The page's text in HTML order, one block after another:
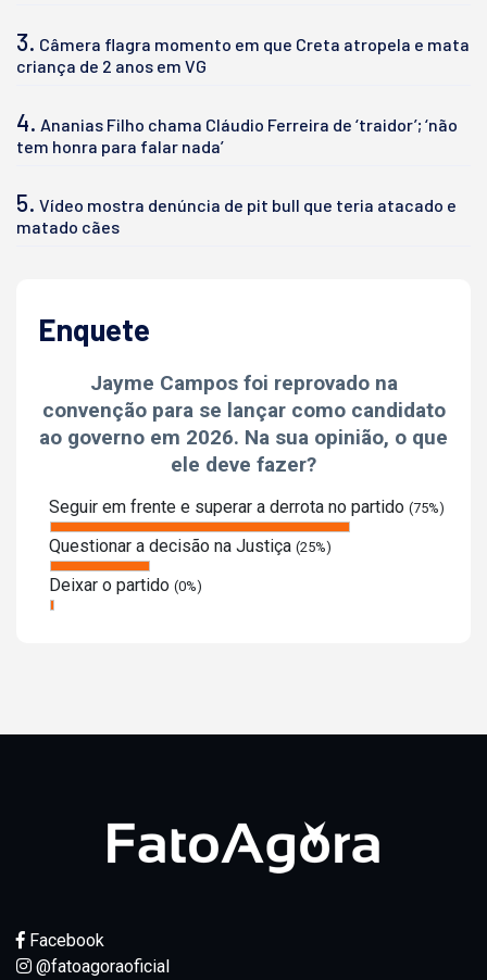
3. Câmera flagra momento em que Creta atropela e mata
criança de 2 anos em VG
4. Ananias Filho chama Cláudio Ferreira de ‘traidor’; ‘não
tem honra para falar nada’
5. Vídeo mostra denúncia de pit bull que teria atacado e
matado cães
Enquete
Jayme Campos foi reprovado na
convenção para se lançar como candidato
ao governo em 2026. Na sua opinião, o que
ele deve fazer?
Seguir em frente e superar a derrota no partido (75%)
Questionar a decisão na Justiça (25%)
Deixar o partido (0%)
Facebook
@fatoagoraoficial